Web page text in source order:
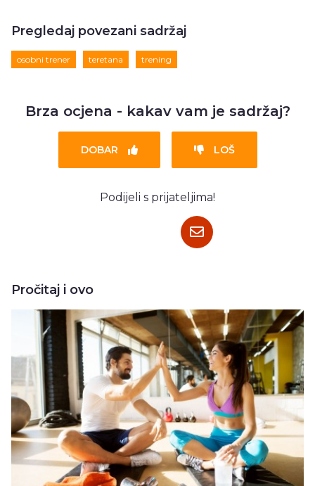
Pregledaj povezani sadržaj
osobni trener teretana trening
Brza ocjena - kakav vam je sadržaj?
DOBAR LOŠ
Podijeli s prijateljima!
Pročitaj i ovo